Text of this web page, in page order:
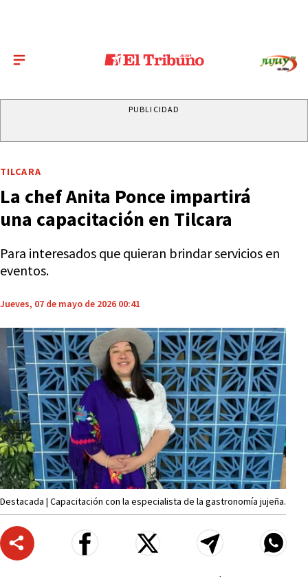
PUBLICIDAD
TILCARA
La chef Anita Ponce impartirá
una capacitación en Tilcara
Para interesados que quieran brindar servicios en
eventos.
Jueves, 07 de mayo de 2026 00:41
Destacada | Capacitación con la especialista de la gastronomía jujeña.